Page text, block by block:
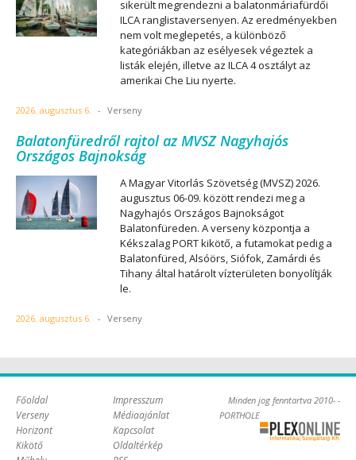
sikerült megrendezni a balatonmáriafürdői
ILCA ranglistaversenyen. Az eredményekben
nem volt meglepetés, a különböző
kategóriákban az esélyesek végeztek a
listák elején, illetve az ILCA 4 osztályt az
amerikai Che Liu nyerte.
2026. augusztus 6. - Verseny
Balatonfüredről rajtol az MVSZ Nagyhajós
Országos Bajnokság
A Magyar Vitorlás Szövetség (MVSZ) 2026.
augusztus 06-09. között rendezi meg a
Nagyhajós Országos Bajnokságot
Balatonfüreden. A verseny központja a
Kékszalag PORT kikötő, a futamokat pedig a
Balatonfüred, Alsóörs, Siófok, Zamárdi és
Tihany által határolt vízterületen bonyolítják
le.
2026. augusztus 6. - Verseny
Főoldal
Verseny
Horizont
Kikötő
Impresszum
Médiaajánlat
Kapcsolat
Oldaltérkép
Minden jog fenntartva 2010- -
PORTHOLE
Online Kft. -